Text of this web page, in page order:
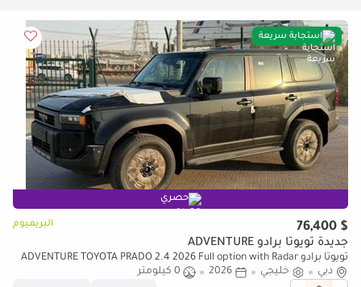
استجابة سريعة
حصري
$ 76,400 البريميوم
جديدة تويوتا برادو ADVENTURE
تويوتا برادو ADVENTURE TOYOTA PRADO 2.4 2026 Full option with Radar
& Headup Display
دبي خليجي 2026 0 كيلومتر